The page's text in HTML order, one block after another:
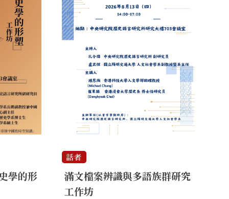
學的形
話者
滿文檔案辨識與多語族群研究
工作坊